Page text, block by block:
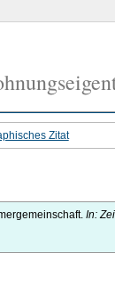
Zitat
In: